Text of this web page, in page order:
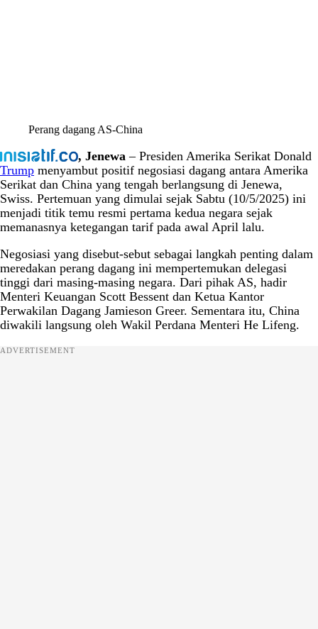
Perang dagang AS-China
, Jenewa – Presiden Amerika Serikat Donald
Trump menyambut positif negosiasi dagang antara Amerika
Serikat dan China yang tengah berlangsung di Jenewa,
Swiss. Pertemuan yang dimulai sejak Sabtu (10/5/2025) ini
menjadi titik temu resmi pertama kedua negara sejak
memanasnya ketegangan tarif pada awal April lalu.
Negosiasi yang disebut-sebut sebagai langkah penting dalam
meredakan perang dagang ini mempertemukan delegasi
tinggi dari masing-masing negara. Dari pihak AS, hadir
Menteri Keuangan Scott Bessent dan Ketua Kantor
Perwakilan Dagang Jamieson Greer. Sementara itu, China
diwakili langsung oleh Wakil Perdana Menteri He Lifeng.
ADVERTISEMENT